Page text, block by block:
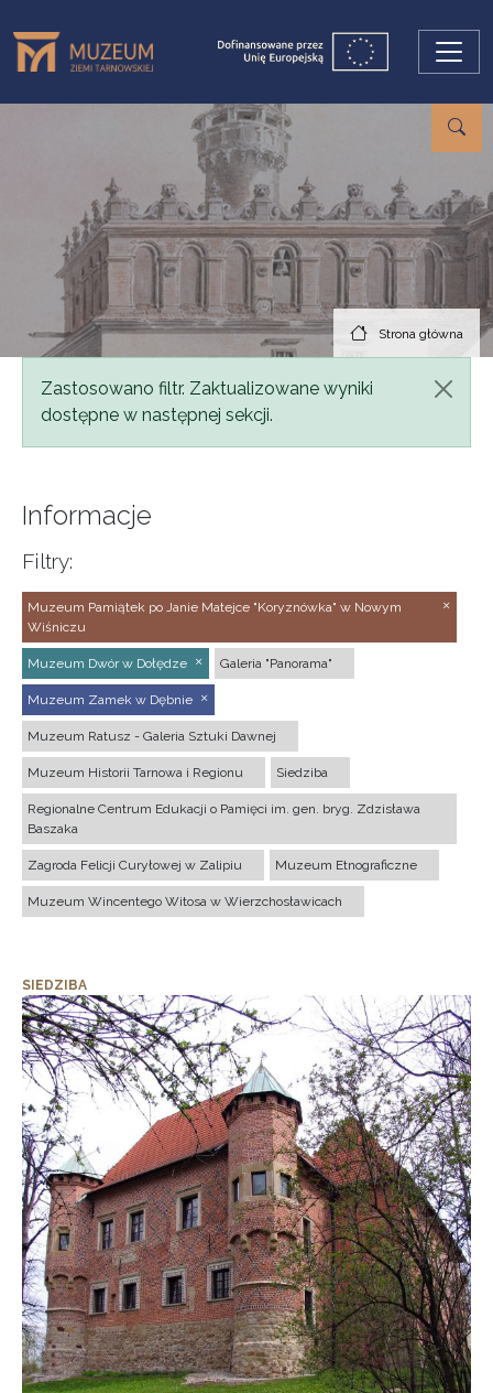
Strona główna
Komunikat
Zastosowano filtr. Zaktualizowane wyniki
dostępne w następnej sekcji.
Informacje
Filtry:
Muzeum Pamiątek po Janie Matejce "Koryznówka" w Nowym
Wiśniczu
Muzeum Dwór w Dołędze Galeria "Panorama"
Muzeum Zamek w Dębnie
Muzeum Ratusz - Galeria Sztuki Dawnej
Muzeum Historii Tarnowa i Regionu Siedziba
Regionalne Centrum Edukacji o Pamięci im. gen. bryg. Zdzisława
Baszaka
Zagroda Felicji Curyłowej w Zalipiu Muzeum Etnograficzne
Muzeum Wincentego Witosa w Wierzchosławicach
SIEDZIBA